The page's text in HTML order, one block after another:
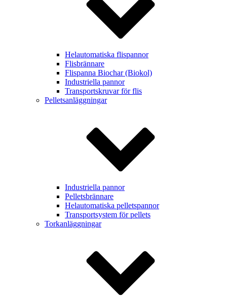
Helautomatiska flispannor
Flisbrännare
Flispanna Biochar (Biokol)
Industriella pannor
Transportskruvar för flis
Pelletsanläggningar
Industriella pannor
Pelletsbrännare
Helautomatiska pelletspannor
Transportsystem för pellets
Torkanläggningar